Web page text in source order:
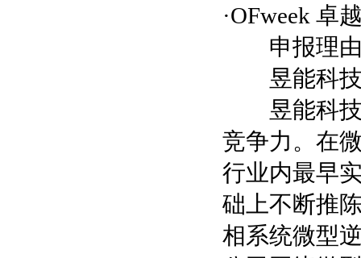
·OFweek 卓
申报理
昱能科技
昱能科技
竞争力。在
行业内最早
础上不断推
相系统微型